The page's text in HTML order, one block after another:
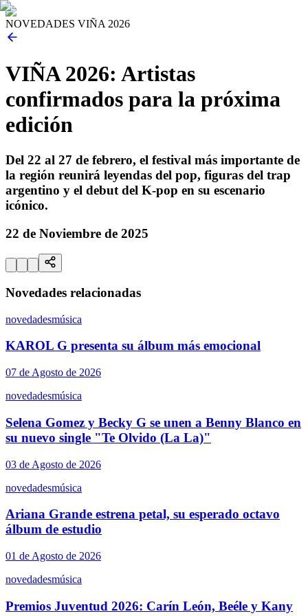
NOVEDADES VIÑA 2026
VIÑA 2026: Artistas
confirmados para la próxima
edición
Del 22 al 27 de febrero, el festival más importante de
la región reunirá leyendas del pop, figuras del trap
argentino y el debut del K-pop en su escenario
icónico.
22 de Noviembre de 2025
Novedades relacionadas
novedadesmúsica
KAROL G presenta su álbum más emocional
07 de Agosto de 2026
novedadesmúsica
Selena Gomez y Becky G se unen a Benny Blanco en
su nuevo single "Te Olvido (La La)"
03 de Agosto de 2026
novedadesmúsica
Ariana Grande estrena petal, su esperado octavo
álbum de estudio
01 de Agosto de 2026
novedadesmúsica
Premios Juventud 2026: Carín León, Beéle y Kany